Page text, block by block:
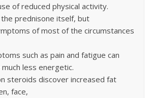
of reduced physical activity.
prednisone itself, but
of most of the circumstances
such as pain and fatigue can
less energetic.
steroids discover increased fat
face,